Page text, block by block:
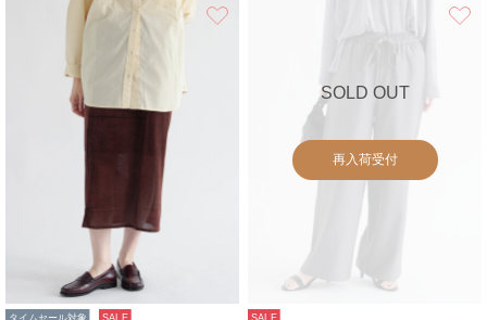
タイムセール対象 SALE
SOLD OUT
再入荷受付
SALE